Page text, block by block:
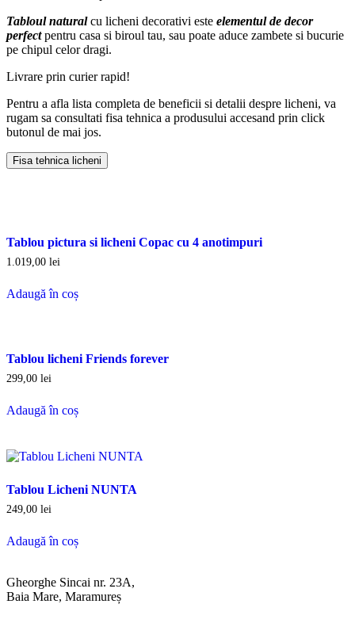
Tabloul naturalcu licheni decorativi este elementul de decor
perfectpentru casa si biroul tau, sau poate aduce zambete si bucurie
pe chipul celor dragi.
Livrare prin curier rapid!
Pentru a afla lista completa de beneficii si detalii despre licheni, va
rugam sa consultati fisa tehnica a produsului accesand prin click
butonul de mai jos.
Fisa tehnica licheni
Tablou pictura si licheni Copac cu 4 anotimpuri
1.019,00 lei
Adaugă în coș
Tablou licheni Friends forever
299,00 lei
Adaugă în coș
Tablou Licheni NUNTA
249,00 lei
Adaugă în coș
Gheorghe Sincai nr. 23A,
Baia Mare, Maramureș